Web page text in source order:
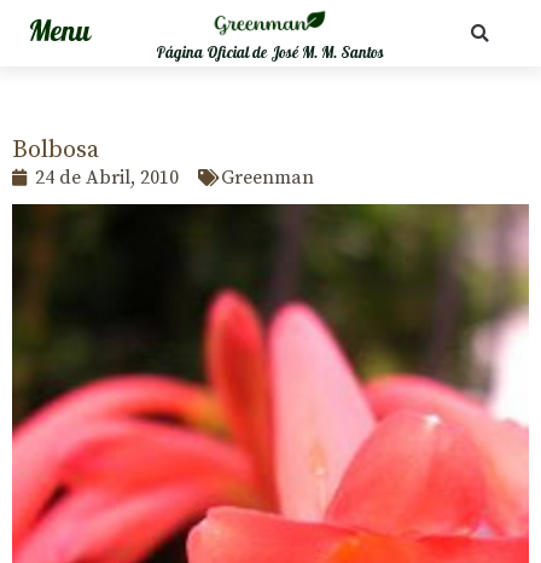
Página Oficial de José M. M. Santos
Bolbosa
24 de Abril, 2010 Greenman